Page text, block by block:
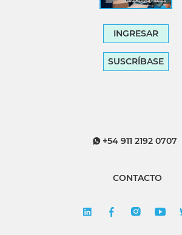
INGRESAR
SUSCRÍBASE
+54 911 2192 0707
CONTACTO